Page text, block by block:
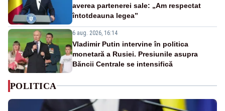
averea partenerei sale: „Am respectat
întotdeauna legea”
6 aug. 2026, 16:14
Vladimir Putin intervine în politica
monetară a Rusiei. Presiunile asupra
Băncii Centrale se intensifică
POLITICA